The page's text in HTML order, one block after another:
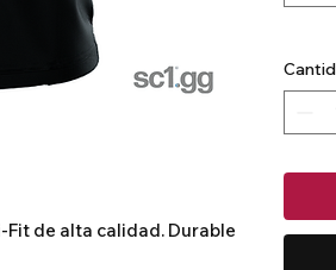
de alta calidad. Durable